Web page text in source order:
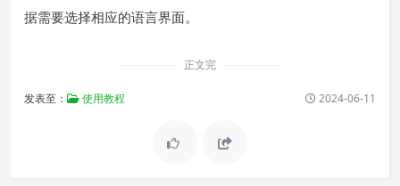
据需要选择相应的语言界面。
正文完
发表至： 使用教程 2024-06-11